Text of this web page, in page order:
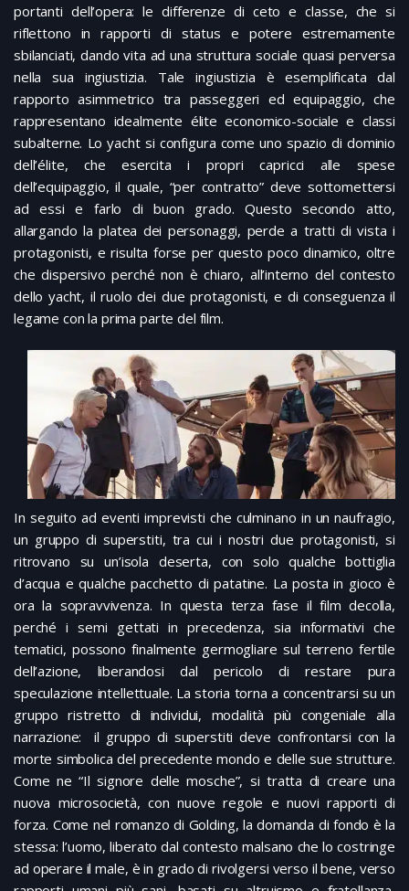
portanti dell’opera: le differenze di ceto e classe, che si
riflettono in rapporti di status e potere estremamente
sbilanciati, dando vita ad una struttura sociale quasi perversa
nella sua ingiustizia. Tale ingiustizia è esemplificata dal
rapporto asimmetrico tra passeggeri ed equipaggio, che
rappresentano idealmente élite economico-sociale e classi
subalterne. Lo yacht si configura come uno spazio di dominio
dell’élite, che esercita i propri capricci alle spese
dell’equipaggio, il quale, “per contratto” deve sottomettersi
ad essi e farlo di buon grado. Questo secondo atto,
allargando la platea dei personaggi, perde a tratti di vista i
protagonisti, e risulta forse per questo poco dinamico, oltre
che dispersivo perché non è chiaro, all’interno del contesto
dello yacht, il ruolo dei due protagonisti, e di conseguenza il
legame con la prima parte del film.
In seguito ad eventi imprevisti che culminano in un naufragio,
un gruppo di superstiti, tra cui i nostri due protagonisti, si
ritrovano su un’isola deserta, con solo qualche bottiglia
d’acqua e qualche pacchetto di patatine. La posta in gioco è
ora la sopravvivenza. In questa terza fase il film decolla,
perché i semi gettati in precedenza, sia informativi che
tematici, possono finalmente germogliare sul terreno fertile
dell’azione, liberandosi dal pericolo di restare pura
speculazione intellettuale. La storia torna a concentrarsi su un
gruppo ristretto di individui, modalità più congeniale alla
narrazione: il gruppo di superstiti deve confrontarsi con la
morte simbolica del precedente mondo e delle sue strutture.
Come ne “Il signore delle mosche”, si tratta di creare una
nuova microsocietà, con nuove regole e nuovi rapporti di
forza. Come nel romanzo di Golding, la domanda di fondo è la
stessa: l’uomo, liberato dal contesto malsano che lo costringe
ad operare il male, è in grado di rivolgersi verso il bene, verso